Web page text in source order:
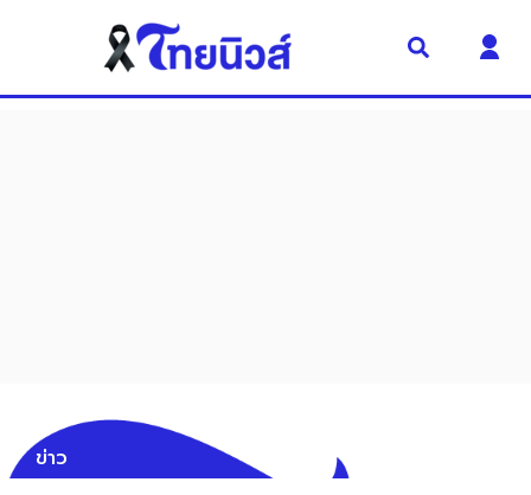
ข่าว